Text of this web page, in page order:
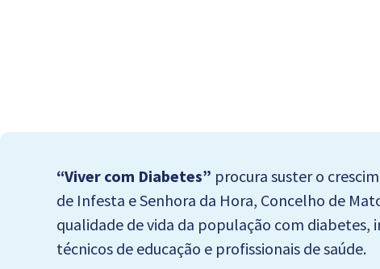
“Viver com Diabetes” procura suster o
de Infesta e Senhora da Hora, Concelho de
qualidade de vida da população com
técnicos de educação e profissionais de saúde.